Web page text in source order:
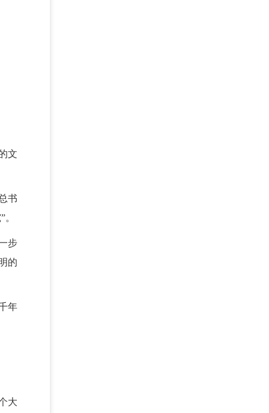
文
书
步
的
年
大